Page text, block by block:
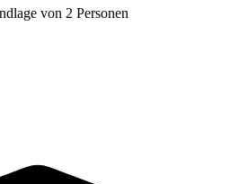
von 2 Personen